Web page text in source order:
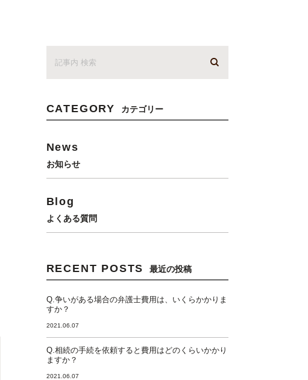
CATEGORY カテゴリー
News
お知らせ
Blog
よくある質問
RECENT POSTS 最近の投稿
Q.争いがある場合の弁護士費用は、いくらかかりま
すか？
2021.06.07
Q.相続の手続を依頼すると費用はどのくらいかかり
ますか？
2021.06.07